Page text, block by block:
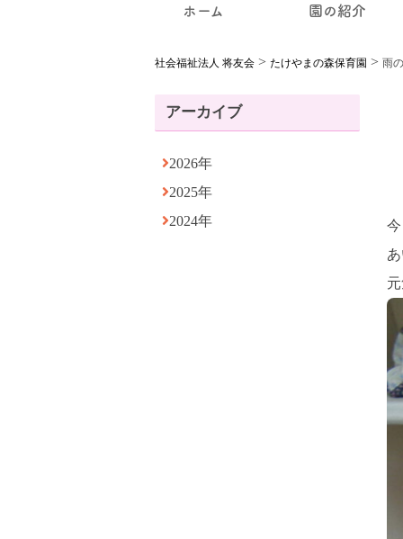
ホーム 園の紹介
社会福祉法人 将友会 > たけやまの森保育園 > 雨
アーカイブ
2026年
2025年
2024年